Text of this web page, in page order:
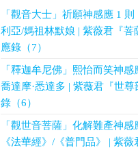
「觀音大士」祈願神感應 1 則
利亞/媽祖林默娘 | 紫薇君『菩
應錄（7）
「釋迦牟尼佛」熙怡而笑神感
喬達摩·悉達多 | 紫薇君『世尊
錄（6）
「觀世音菩薩」化解難產神感
《法華經》/《普門品》 | 紫薇